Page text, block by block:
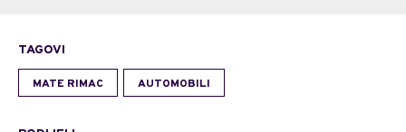
TAGOVI
MATE RIMAC AUTOMOBILI